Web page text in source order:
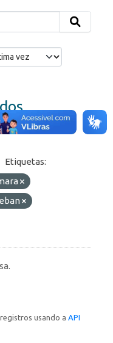
Etiquetas:
usando a API